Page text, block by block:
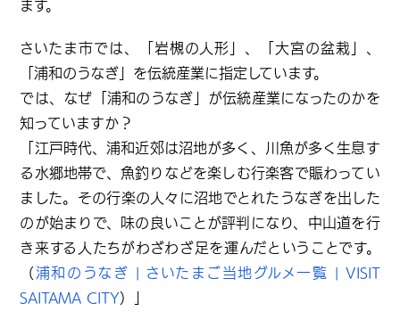
ます。
さいたま市では、「岩槻の人形」、「大宮の盆栽」、
「浦和のうなぎ」を伝統産業に指定しています。
では、なぜ「浦和のうなぎ」が伝統産業になったのかを
知っていますか？
「江戸時代、浦和近郊は沼地が多く、川魚が多く生息す
る水郷地帯で、魚釣りなどを楽しむ行楽客で賑わってい
ました。その行楽の人々に沼地でとれたうなぎを出した
のが始まりで、味の良いことが評判になり、中山道を行
き来する人たちがわざわざ足を運んだということです。
（浦和のうなぎ | さいたまご当地グルメ一覧 | VISIT
SAITAMA CITY）」